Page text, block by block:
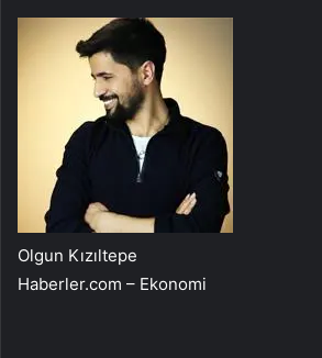
Olgun Kızıltepe
Haberler.com – Ekonomi